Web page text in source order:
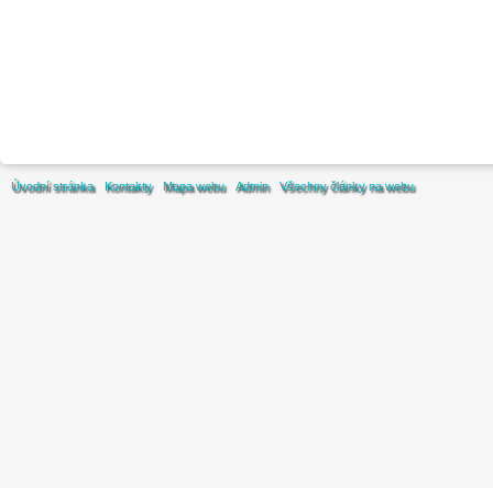
Úvodní stránka Kontakty Mapa webu Admin Všechny články na webu